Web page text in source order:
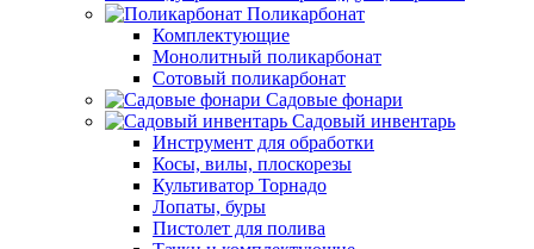
Поликарбонат
Комплектующие
Монолитный поликарбонат
Сотовый поликарбонат
Садовые фонари
Садовый инвентарь
Инструмент для обработки
Косы, вилы, плоскорезы
Культиватор Торнадо
Лопаты, буры
Пистолет для полива